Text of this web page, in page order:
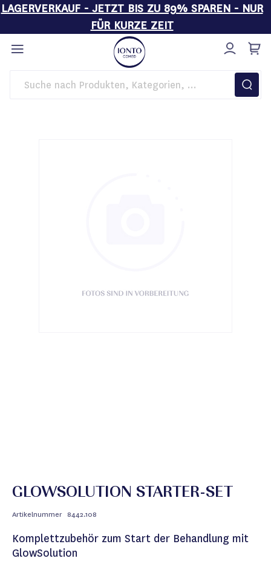
LAGERVERKAUF - JETZT BIS ZU 89% SPAREN - NUR
FÜR KURZE ZEIT
Direkt
zum
Inhalt
Startseite Kosmetikgeräte GlowSolution Starter-Set
GLOWSOLUTION STARTER-SET
Artikelnummer 8442.108
Komplettzubehör zum Start der Behandlung mit
GlowSolution